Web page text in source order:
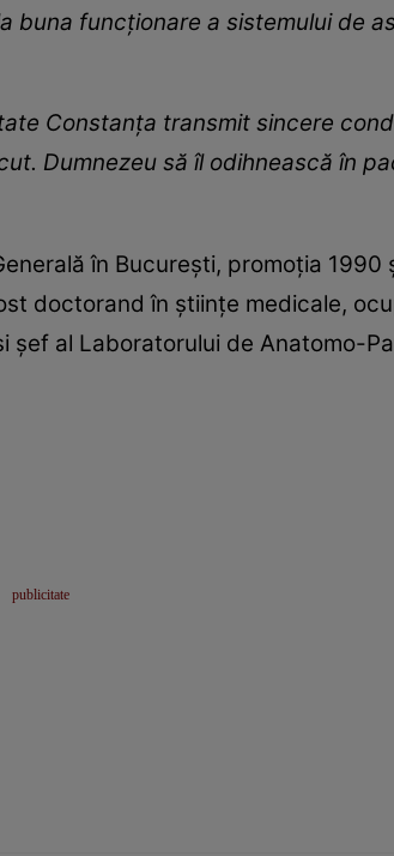
buna funcționare a sistemului de
Constanța transmit sincere
Dumnezeu să îl odihnească în
în București, promoția
doctorand în științe medicale,
șef al Laboratorului de Anatomo-